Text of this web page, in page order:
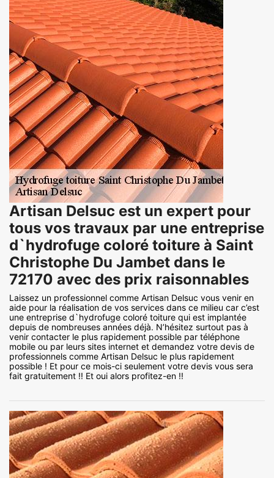
Artisan Delsuc est un expert pour
tous vos travaux par une entreprise
d`hydrofuge coloré toiture à Saint
Christophe Du Jambet dans le
72170 avec des prix raisonnables
Laissez un professionnel comme Artisan Delsuc vous venir en
aide pour la réalisation de vos services dans ce milieu car c’est
une entreprise d`hydrofuge coloré toiture qui est implantée
depuis de nombreuses années déjà. N’hésitez surtout pas à
venir contacter le plus rapidement possible par téléphone
mobile ou par leurs sites internet et demandez votre devis de
professionnels comme Artisan Delsuc le plus rapidement
possible ! Et pour ce mois-ci seulement votre devis vous sera
fait gratuitement !! Et oui alors profitez-en !!